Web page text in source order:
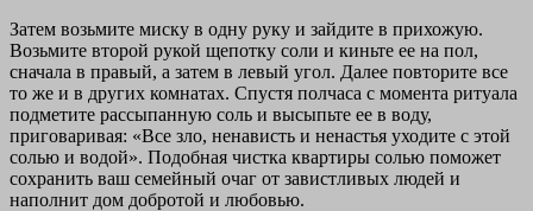
Затем возьмите миску в одну руку и зайдите в прихожую.
Возьмите второй рукой щепотку соли и киньте ее на пол,
сначала в правый, а затем в левый угол. Далее повторите все
то же и в других комнатах. Спустя полчаса с момента ритуала
подметите рассыпанную соль и высыпьте ее в воду,
приговаривая: «Все зло, ненависть и ненастья уходите с этой
солью и водой». Подобная чистка квартиры солью поможет
сохранить ваш семейный очаг от завистливых людей и
наполнит дом добротой и любовью.